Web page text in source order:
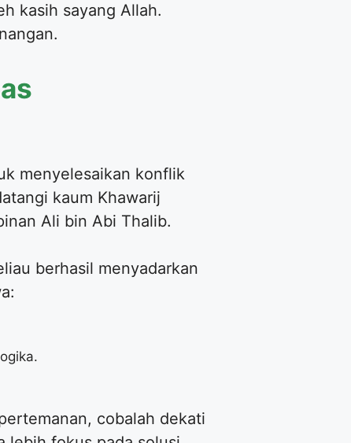
kasih sayang Allah.
menyelesaikan konflik
kaum Khawarij
Ali bin Abi Thalib.
berhasil menyadarkan
cobalah dekati